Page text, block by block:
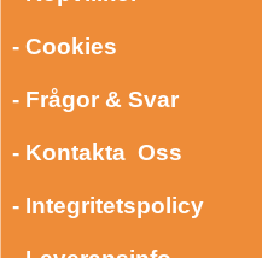
- Cookies
- Frågor & Svar
- Kontakta Oss
- Integritetspolicy